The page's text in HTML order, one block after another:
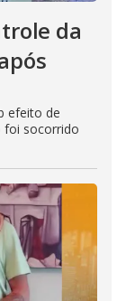
da
efeito de
foi socorrido